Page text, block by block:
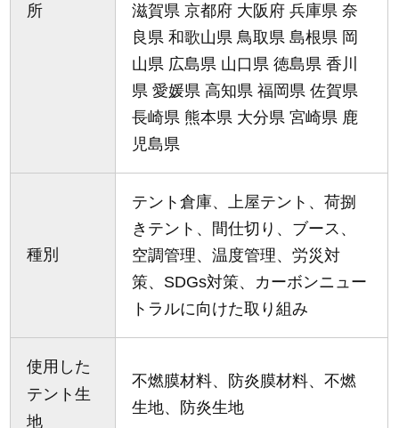
所
滋賀県 京都府 大阪府 兵庫県 奈
良県 和歌山県 鳥取県 島根県 岡
山県 広島県 山口県 徳島県 香川
県 愛媛県 高知県 福岡県 佐賀県
長崎県 熊本県 大分県 宮崎県 鹿
児島県
種別
テント倉庫、上屋テント、荷捌
きテント、間仕切り、ブース、
空調管理、温度管理、労災対
策、SDGs対策、カーボンニュー
トラルに向けた取り組み
使用した
テント生
地
不燃膜材料、防炎膜材料、不燃
生地、防炎生地